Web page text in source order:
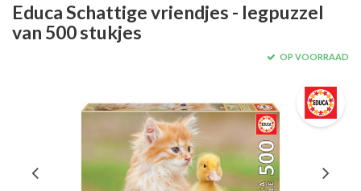
Educa Schattige vriendjes - legpuzzel
van 500 stukjes
OP VOORRAAD